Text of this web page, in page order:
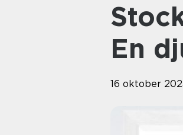
Stockholmsbörsens utveckling:
En
16 oktober